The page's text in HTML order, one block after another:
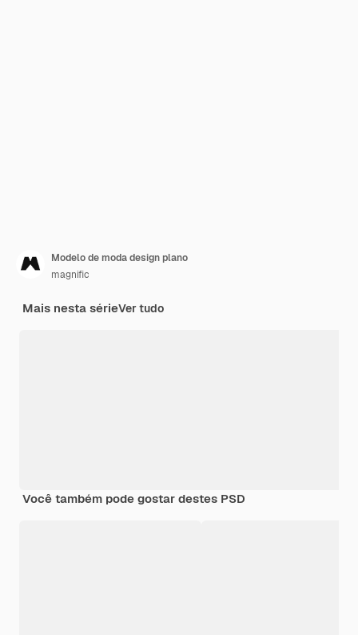
Modelo de moda design plano
magnific
Mais nesta sérieVer tudo
Você também pode gostar destes PSD